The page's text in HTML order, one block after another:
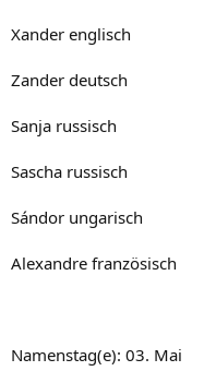
Xander englisch
Zander deutsch
Sanja russisch
Sascha russisch
Sándor ungarisch
Alexandre französisch
Namenstag(e): 03. Mai